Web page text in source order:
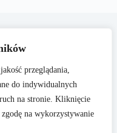
przeglądania,
do indywidualnych
na stronie. Kliknięcie
na wykorzystywanie
życia.
decyzji
nasze artykuły